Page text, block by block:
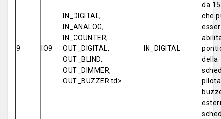
9 IO9
IN_DIGITAL,
IN_ANALOG,
IN_COUNTER,
OUT_DIGITAL,
OUT_BLIND,
OUT_DIMMER,
OUT_BUZZER td>
IN_DIGITAL
da
che
della